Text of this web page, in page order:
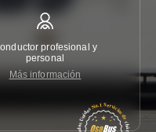
profesional y
personal
Más información